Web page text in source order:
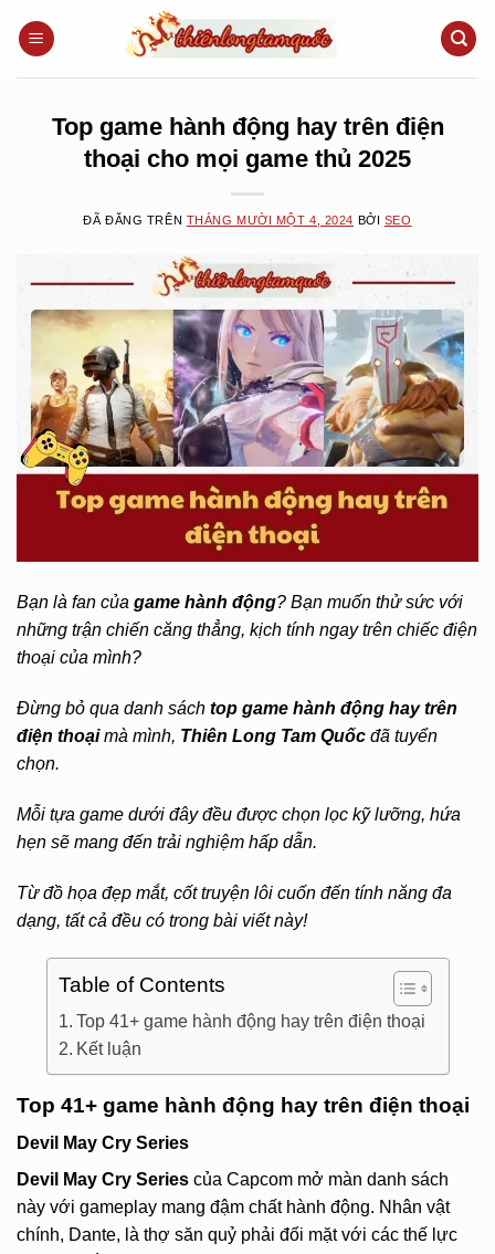
đến
Top game hành động hay trên điện
thoại cho mọi game thủ 2025
ĐÃ ĐĂNG TRÊN THÁNG MƯỜI MỘT 4, 2024 BỞI SEO
Bạn là fan của game hành động? Bạn muốn thử sức với
những trận chiến căng thẳng, kịch tính ngay trên chiếc điện
thoại của mình?
Đừng bỏ qua danh sách top game hành động hay trên
điện thoạimà mình, Thiên Long Tam Quốc đã tuyển
chọn.
Mỗi tựa game dưới đây đều được chọn lọc kỹ lưỡng, hứa
hẹn sẽ mang đến trải nghiệm hấp dẫn.
Từ đồ họa đẹp mắt, cốt truyện lôi cuốn đến tính năng đa
dạng, tất cả đều có trong bài viết này!
Table of Contents
Top 41+ game hành động hay trên điện thoại
Kết luận
Top 41+ game hành động hay trên điện thoại
Devil May Cry Series
Devil May Cry Series của Capcom mở màn danh sách
này với gameplay mang đậm chất hành động. Nhân vật
chính, Dante, là thợ săn quỷ phải đối mặt với các thế lực